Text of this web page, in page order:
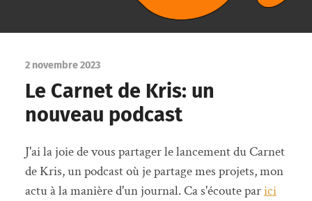
2 novembre 2023
Le Carnet de Kris: un
nouveau podcast
J'ai la joie de vous partager le lancement du Carnet
de Kris, un podcast où je partage mes projets, mon
actu à la manière d'un journal. Ca s'écoute parici